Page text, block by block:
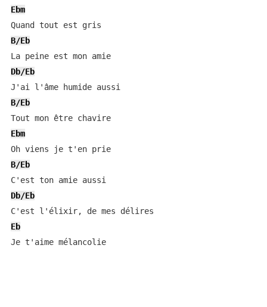
Ebm
B/Eb
La peine est mon amie
Db/Eb
B/Eb
Tout mon être chavire
Ebm
Oh viens je t'en prie
B/Eb
Db/Eb
Eb
Je t'aime mélancolie